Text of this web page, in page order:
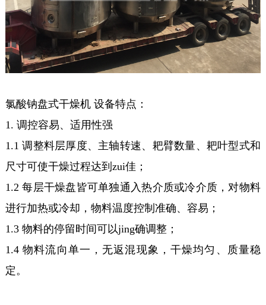
氯酸钠盘式干燥机 设备特点：
1. 调控容易、适用性强
1.1 调整料层厚度、主轴转速、耙臂数量、耙叶型式和
尺寸可使干燥过程达到zui佳；
1.2 每层干燥盘皆可单独通入热介质或冷介质，对物料
进行加热或冷却，物料温度控制准确、容易；
1.3 物料的停留时间可以jing确调整；
1.4 物料流向单一，无返混现象，干燥均匀、质量稳
定。